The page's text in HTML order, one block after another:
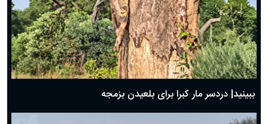
ببینید| دردسر مار کبرا برای بلعیدن بزمجه